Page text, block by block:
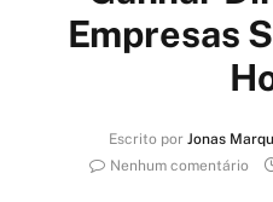
Empresas
Escrito por Jonas
Nenhum comentário